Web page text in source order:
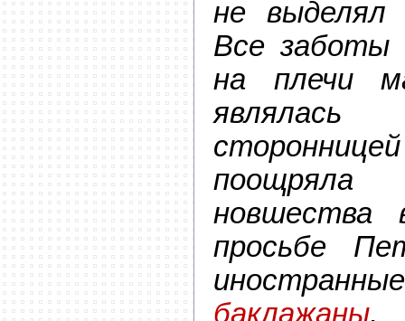
не выделял
Все заботы
на плечи
просьбе
баклажаны,